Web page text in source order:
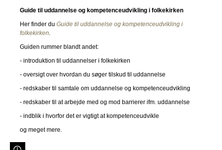
Guide til uddannelse og kompetenceudvikling i folkekirken
Her finder du Guide til uddannelse og kompetenceudvikling i
folkekirken.
Guiden rummer blandt andet:
- introduktion til uddannelser i folkekirken
- oversigt over hvordan du søger tilskud til uddannelse
- redskaber til samtale om uddannelse og kompetenceudvikling
- redskaber til at arbejde med og mod barrierer ifm. uddannelse
- indblik i hvorfor det er vigtigt at kompetenceudvikle
og meget mere.